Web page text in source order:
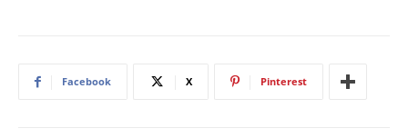
Facebook X Pinterest